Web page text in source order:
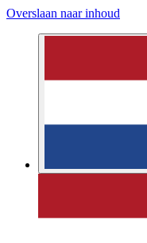
Overslaan naar inhoud